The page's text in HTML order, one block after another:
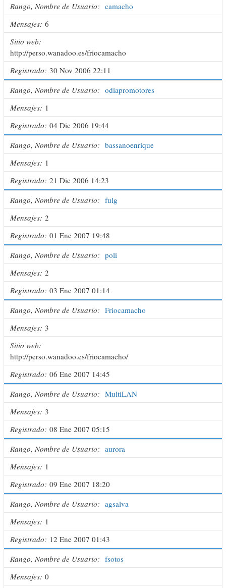
Rango, Nombre de Usuario
camacho
Mensajes 6
Sitio web
http://perso.wanadoo.es/friocamacho
Registrado 30 Nov 2006 22:11
Rango, Nombre de Usuario
odiapromotores
Mensajes 1
Registrado 04 Dic 2006 19:44
Rango, Nombre de Usuario
bassanoenrique
Mensajes 1
Registrado 21 Dic 2006 14:23
Rango, Nombre de Usuario
fulg
Mensajes 2
Registrado 01 Ene 2007 19:48
Rango, Nombre de Usuario
poli
Mensajes 2
Registrado 03 Ene 2007 01:14
Rango, Nombre de Usuario
Friocamacho
Mensajes 3
Sitio web
http://perso.wanadoo.es/friocamacho/
Registrado 06 Ene 2007 14:45
Rango, Nombre de Usuario
MultiLAN
Mensajes 3
Registrado 08 Ene 2007 05:15
Rango, Nombre de Usuario
aurora
Mensajes 1
Registrado 09 Ene 2007 18:20
Rango, Nombre de Usuario
agsalva
Mensajes 1
Registrado
12 Ene 2007 01:43
Rango, Nombre de Usuario
fsotos
Mensajes 0